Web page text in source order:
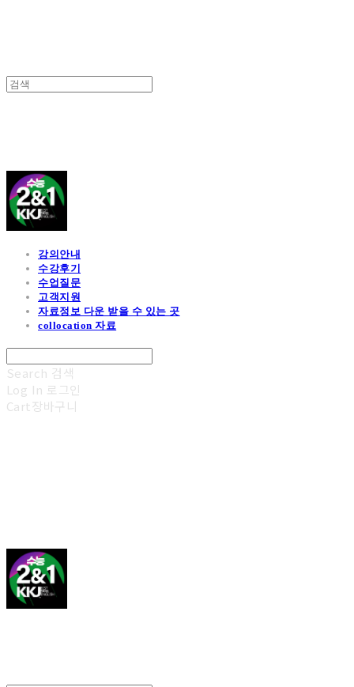
강의안내
수강후기
수업질문
고객지원
자료정보 다운 받을 수 있는 곳
collocation 자료
Search 검색
Log In 로그인
Cart장바구니